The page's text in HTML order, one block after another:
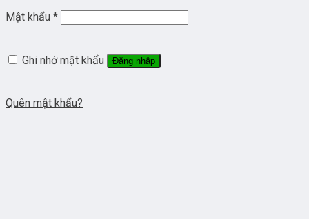
Mật khẩu *
Ghi nhớ mật khẩu Đăng nhập
Quên mật khẩu?